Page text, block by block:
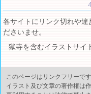
各サイトにリンク切れや違
ださいませ。
獄寺を含むイラストサイ
このページはリンクフリーで
イラスト及び文章の著作権は